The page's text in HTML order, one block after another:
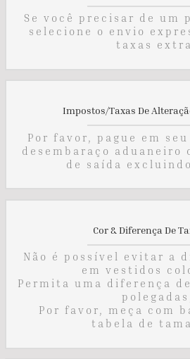
Se você precisar de um
selecione o envio
taxas
Impostos/Taxas De
Por favor, pague em
desembaraço aduaneiro
de saída
Cor & Diferença De
Não é possível evitar a
em vestidos
Permita uma diferença
polegadas,
Por favor, meça com
tabela de